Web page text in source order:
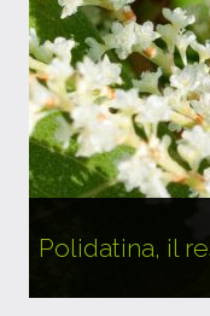
Polidatina, il